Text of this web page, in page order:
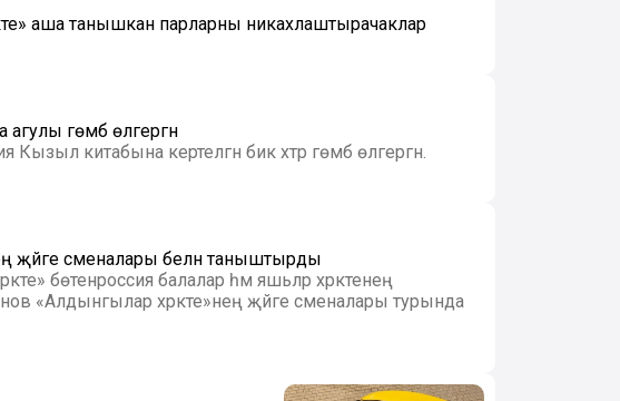
аша танышкан парларны никахлаштырачаклар
гөмбә өлгергән
китабына кертелгән бик хәтәр гөмбә өлгергән.
җәйге сменалары белән таныштырды
бөтенроссия балалар һәм яшьләр хәрәкәтенең
«Алдынгылар хәрәкәте»нең җәйге сменалары турында